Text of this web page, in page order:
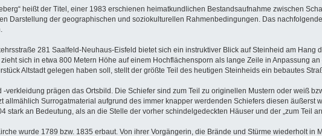
heißt der Titel, einer 1983 erschienen heimatkundlichen Bestandsaufnahme zwischen
Darstellung der geographischen und soziokulturellen Rahmenbedingungen. Das
281 Saalfeld-Neuhaus-Eisfeld bietet sich ein instruktiver Blick auf Steinheid am Hang
sich in etwa 800 Metern Höhe auf einem Hochflächensporn als lange Zeile in Anpassung
Altstadt gelegen haben soll, stellt der größte Teil des heutigen Steinheids ein bebautes
-verkleidung prägen das Ortsbild. Die Schiefer sind zum Teil zu originellen Mustern oder weiß
allmählich Surrogatmaterial aufgrund des immer knapper werdenden Schiefers diesen äußerst
stark an Bedeutung, als an die Stelle der vorher schindelgedeckten Häuser und der „zum Teil
wurde 1789 bzw. 1835 erbaut. Von ihrer Vorgängerin, die Brände und Stürme wiederholt in